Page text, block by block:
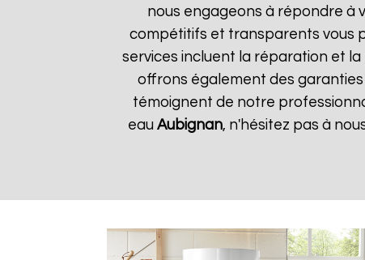
nous engageons à répondre à
compétitifs et transparents vous
services incluent la réparation et
offrons également des
témoignent de notre
eau Aubignan, n'hésitez pas à